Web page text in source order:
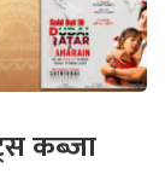
कब्जा